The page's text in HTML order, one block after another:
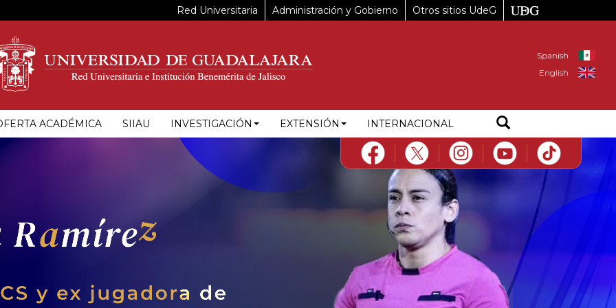
Red Universitaria Administración y Gobierno Otros sitios UdeG
Spanish
English
ACADÉMICA SIIAU INVESTIGACIÓN EXTENSIÓN INTERNACIONAL
Next